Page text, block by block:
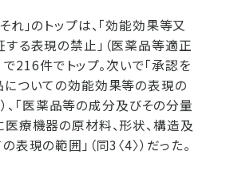
れ」のトップは、「効能効果等又
る表現の禁止」（医薬品等適正
で216件でトップ。次いで「承認を
ついての効能効果等の表現の
）、「医薬品等の成分及びその分量
療機器の原材料、形状、構造及
現の範囲」（同3〈4〉）だった。